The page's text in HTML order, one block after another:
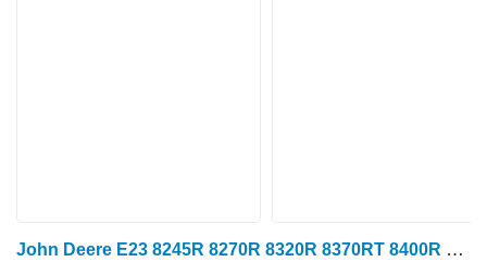
John Deere E23 8245R 8270R 8320R 8370RT 8400R zobrats 59 zobi R DAĻAS ķēžrats paredzēts John Deere E23 8245R 8270R 8320R 8370RT 8400R riteņtraktora